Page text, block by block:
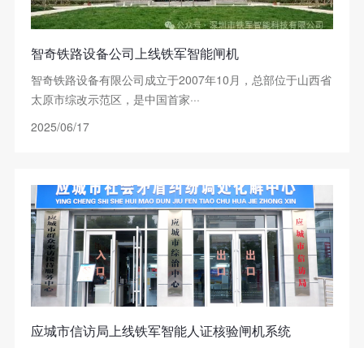
智奇铁路设备公司上线铁军智能闸机
智奇铁路设备有限公司成立于2007年10月，总部位于山西省
太原市综改示范区，是中国首家···
2025/06/17
应城市信访局上线铁军智能人证核验闸机系统